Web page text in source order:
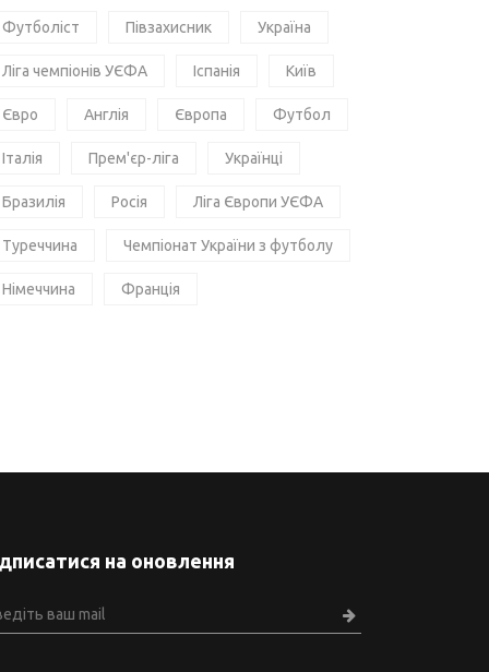
Футболіст Півзахисник Україна
Ліга чемпіонів УЄФА Іспанія Київ
Євро Англія Європа Футбол
Італія Прем'єр-ліга Українці
Бразилія Росія Ліга Європи УЄФА
Туреччина Чемпіонат України з футболу
Німеччина Франція
на оновлення